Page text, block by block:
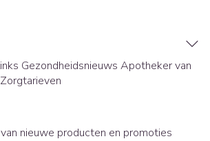
Gezondheidsnieuws Apotheker van
Zorgtarieven
nieuwe producten en promoties